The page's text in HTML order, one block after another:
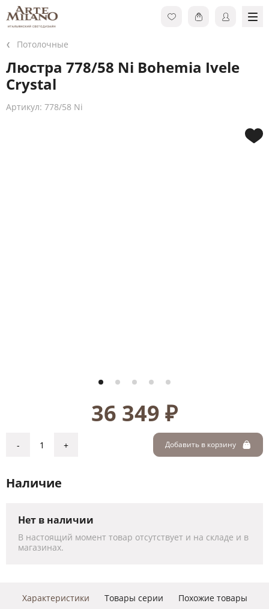
Потолочные
Люстра 778/58 Ni Bohemia Ivele
Crystal
Артикул: 778/58 Ni
36 349 ₽
- + Добавить в корзину
Наличие
Нет в наличии
В настоящий момент товар отсутствует и на складе и в
магазинах.
Характеристики Товары серии Похожие товары